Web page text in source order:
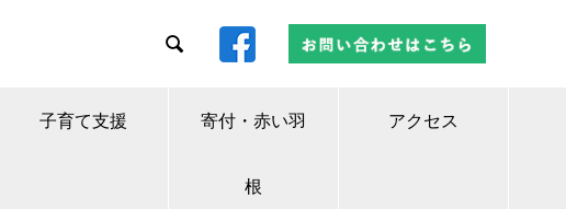

子育て支援 寄付・赤い羽
根
アクセス